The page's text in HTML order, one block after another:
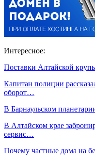
Интересное:
Поставки Алтайской
Капитан полиции
оборот…
В Барнаульском
В Алтайском крае
сервис…
Почему частные дома на